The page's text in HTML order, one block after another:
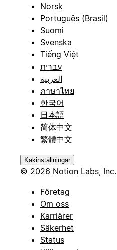
Norsk
Português (Brasil)
Suomi
Svenska
Tiếng Việt
עברית
العربية
ภาษาไทย
한국어
日本語
简体中文
繁體中文
Kakinställningar
© 2026 Notion Labs, Inc.
Företag
Om oss
Karriärer
Säkerhet
Status